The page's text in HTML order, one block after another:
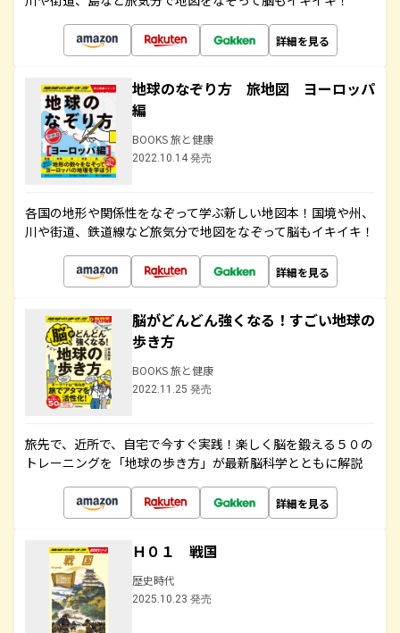
詳細を見る
地球のなぞり方 旅地図 ヨーロッパ
編
BOOKS 旅と健康
2022.10.14 発売
各国の地形や関係性をなぞって学ぶ新しい地図本！国境や州、
川や街道、鉄道線など旅気分で地図をなぞって脳もイキイキ！
詳細を見る
脳がどんどん強くなる！すごい地球の
歩き方
BOOKS 旅と健康
2022.11.25 発売
旅先で、近所で、自宅で今すぐ実践！楽しく脳を鍛える５０の
トレーニングを「地球の歩き方」が最新脳科学とともに解説
詳細を見る
Ｈ０１ 戦国
歴史時代
2025.10.23 発売